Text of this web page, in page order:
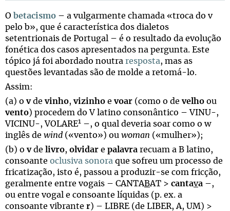
O betacismo – a vulgarmente chamada «troca do v
pelo b», que é característica dos dialetos
setentrionais de Portugal – é o resultado da evolução
fonética dos casos apresentados na pergunta. Este
tópico já foi abordado noutra resposta, mas as
questões levantadas são de molde a retomá-lo.
Assim:
(a) o vde vinho, vizinho e voar (como o de velho ou
vento) procedem do V latino consonântico – VINU-,
VICINU-, VOLARE1 –, o qual deveria soar como o w
inglês de wind («vento») ou woman («mulher»);
(b) o vde livro, olvidar e palavra recuam a B latino,
consoante oclusiva sonora que sofreu um processo de
fricatização, isto é, passou a produzir-se com fricção,
geralmente entre vogais – CANTABAT > cantava –,
ou entre vogal e consoante líquidas (p. ex. a
consoante vibrante r) – LIBRE (de LIBER, A, UM) >